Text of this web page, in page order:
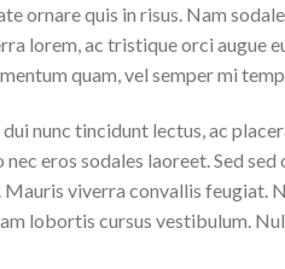
ornare quis in risus. Nam
lorem, ac tristique orci augue
quam, vel semper mi
nunc tincidunt lectus, ac
eros sodales laoreet. Sed
viverra convallis feugiat.
lobortis cursus vestibulum.